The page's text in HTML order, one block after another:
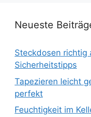
Neueste
Steckdosen richtig
Sicherheitstipps
Tapezieren leicht
perfekt
Feuchtigkeit im